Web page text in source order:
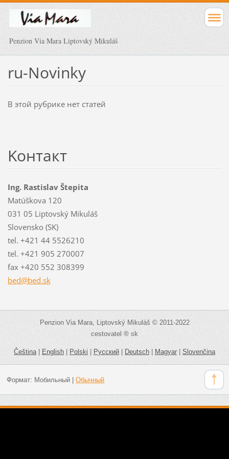
Penzion Via Mara Liptovský Mikuláš
ru-Novinky
В этой рубрике нет статей
Koнтакт
Ing. Rastislav Štepita
Matúškova 120
031 05 Liptovský Mikuláš
Slovensko (SK)
tel. +421 44 5526210
tel. +421 905 270007
fax +420 552 308399
bed@bed.sk
Penzion Via Mara, Liptovský Mikuláš © 2011-2022
cestovatel ® sk
Čeština|English|Polski|Русский|Deutsch|Magyar|Slovenčina
Формат: Мобильный| Обычный